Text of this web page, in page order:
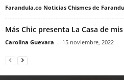
Farandula.co Noticias Chismes de
Más Chic presenta La Casa de
Carolina Guevara - 15 noviembre, 2022